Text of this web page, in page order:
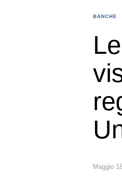
BANCHE ·
Maggio